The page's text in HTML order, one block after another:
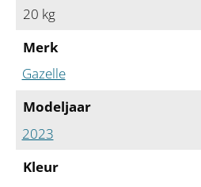
20 kg
Merk
Gazelle
Modeljaar
2023
Kleur